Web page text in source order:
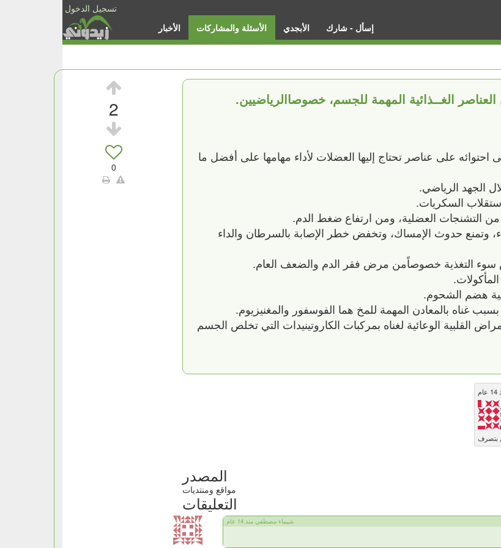
تسجيل الدخول
الأخبار الأسئلة والمشاركات الأبجدي إسأل - شارك
2
0
الغــذائية المهمة للجسم، خصوصاالرياضيين.
على عناصر تحتاج إليها العضلات لأداء مهامها على أفضل ما
الجهد الرياضي.
السكريات.
التشنجات العضلية، ومن ارتفاع ضغط الدم.
وتمنع حدوث الإمساك، وتخفض خطر الإصابة بالسرطان والداء
سوء التغذية خصوصاًمن مرض فقر الدم والضعف العام.
هضم الشحوم.
غناه بالمعادن المهمة للمخ هما الفوسفور والمغنيزيوم.
الوعائية لغناه بمركبات الكاروتينيدات التي تخلص الجسم
بتصرف
المصدر
مواقع ومنتديات
التعليقات
شيماء مصطفي منذ 14 عام